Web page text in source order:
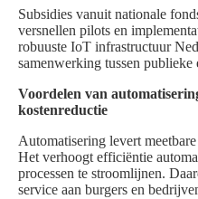
Subsidies vanuit nationale
versnellen pilots en
robuuste IoT infrastructuur
samenwerking tussen publieke
Voordelen van
kostenreductie
Automatisering levert
Het verhoogt efficiëntie
processen te stroomlijnen.
service aan burgers en